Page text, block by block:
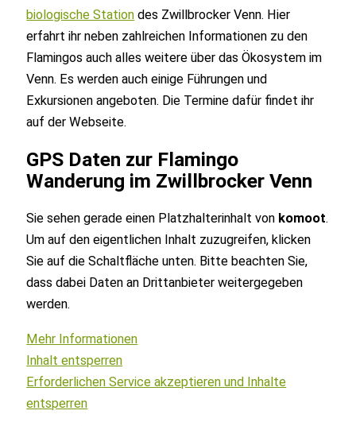
biologische Station des Zwillbrocker Venn. Hier
erfahrt ihr neben zahlreichen Informationen zu den
Flamingos auch alles weitere über das Ökosystem im
Venn. Es werden auch einige Führungen und
Exkursionen angeboten. Die Termine dafür findet ihr
auf der Webseite.
GPS Daten zur Flamingo
Wanderung im Zwillbrocker Venn
Sie sehen gerade einen Platzhalterinhalt von komoot.
Um auf den eigentlichen Inhalt zuzugreifen, klicken
Sie auf die Schaltfläche unten. Bitte beachten Sie,
dass dabei Daten an Drittanbieter weitergegeben
werden.
Mehr Informationen
Inhalt entsperren
Erforderlichen Service akzeptieren und Inhalte
entsperren